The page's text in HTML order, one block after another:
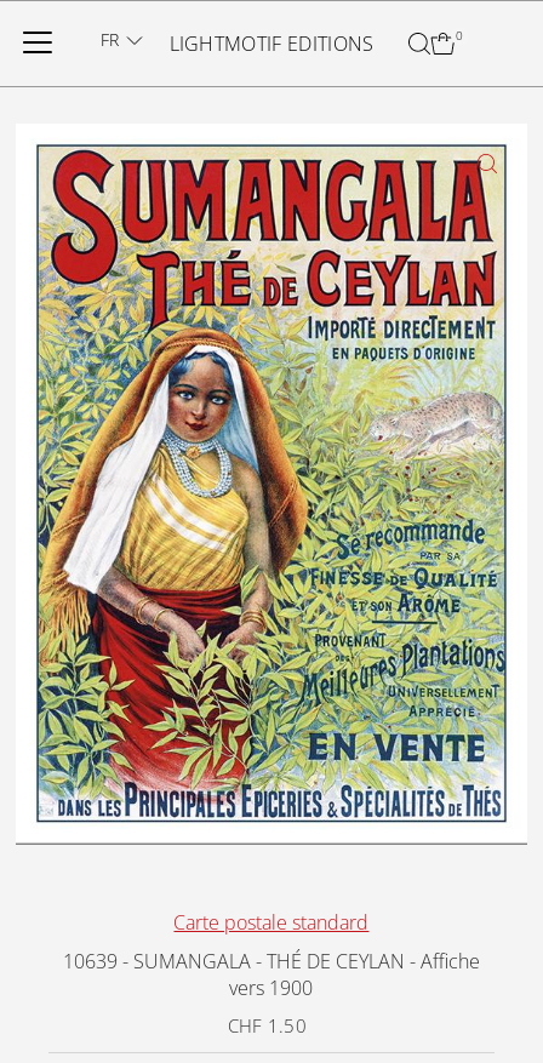
Ignorer et passer au contenu
LIGHTMOTIF EDITIONS 0
Carte postale standard
10639 - SUMANGALA - THÉ DE CEYLAN - Affiche
vers 1900
Prix
ordinaire
CHF 1.50
FR